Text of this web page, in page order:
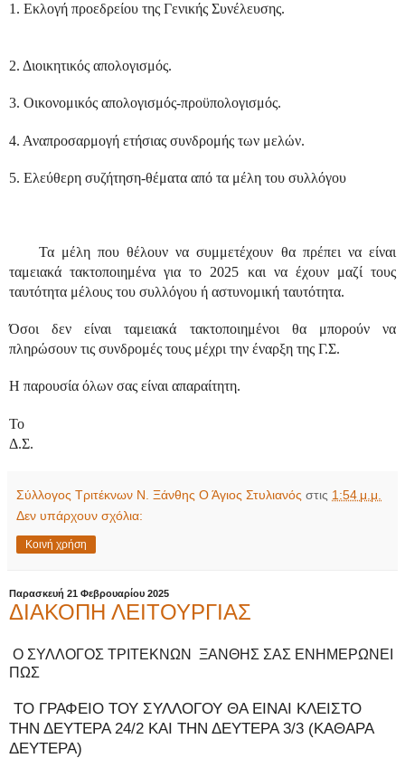
1. Εκλογή προεδρείου της Γενικής Συνέλευσης.
2. Διοικητικός απολογισμός.
3. Οικονομικός απολογισμός-προϋπολογισμός.
4. Αναπροσαρμογή ετήσιας συνδρομής των μελών.
5. Ελεύθερη συζήτηση-θέματα από τα μέλη του συλλόγου
Τα μέλη που θέλουν να συμμετέχουν θα πρέπει να είναι
ταμειακά τακτοποιημένα για το 2025 και να έχουν μαζί τους
ταυτότητα μέλους του συλλόγου ή αστυνομική ταυτότητα.
Όσοι δεν είναι ταμειακά τακτοποιημένοι θα μπορούν να
πληρώσουν τις συνδρομές τους μέχρι την έναρξη της Γ.Σ.
Η παρουσία όλων σας είναι απαραίτητη.
Το
Δ.Σ.
Σύλλογος Τριτέκνων Ν. Ξάνθης Ο Άγιος Στυλιανός στις 1:54 μ.μ.
Δεν υπάρχουν σχόλια:
Κοινή χρήση
Παρασκευή 21 Φεβρουαρίου 2025
ΔΙΑΚΟΠΗ ΛΕΙΤΟΥΡΓΙΑΣ
O ΣΥΛΛΟΓΟΣ ΤΡΙΤΕΚΝΩΝ ΞΑΝΘΗΣ ΣΑΣ ΕΝΗΜΕΡΩΝΕΙ
ΠΩΣ
ΤΟ ΓΡΑΦΕΙΟ ΤΟΥ ΣΥΛΛΟΓΟΥ ΘΑ ΕΙΝΑΙ ΚΛΕΙΣΤΟ
ΤΗΝ ΔΕΥΤΕΡΑ 24/2 ΚΑΙ ΤΗΝ ΔΕΥΤΕΡΑ 3/3 (ΚΑΘΑΡΑ
ΔΕΥΤΕΡΑ)